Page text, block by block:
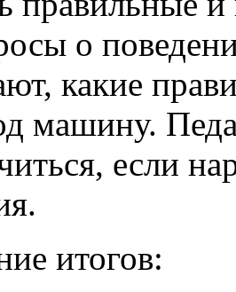
о
какие
машину.
если
итогов: